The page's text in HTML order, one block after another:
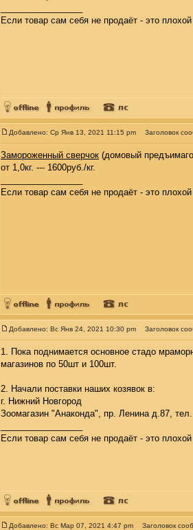
Если товар сам себя не продаёт - это
Добавлено: Ср Янв 13, 2021 11:15 pm Заголовок
Замороженный сверчок (домовый
от 1,0кг. --- 1600руб./кг.
Если товар сам себя не продаёт - это
Добавлено: Вс Янв 24, 2021 10:30 pm Заголовок
1. Пока поднимается основное стадо
магазинов по 50шт и 100шт.
2. Начали поставки наших козявок в:
г. Нижний Новгород
Зоомагазин "Анаконда", пр. Ленина д.87,
Если товар сам себя не продаёт - это
Добавлено: Вс Мар 07, 2021 4:47 pm Заголовок